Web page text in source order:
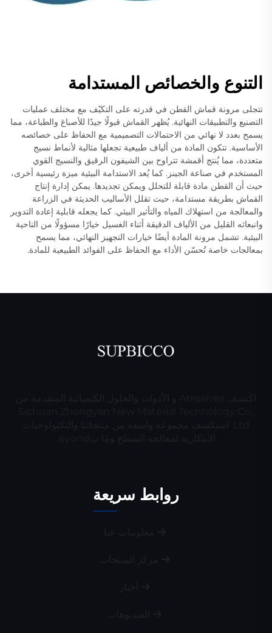
التنوع والخصائص المستدامة
تتجلى مرونة قماش القطن في قدرته على التكيّف مع مختلف عمليات
التصنيع والتطبيقات النهائية. يُظهر القماش قبولًا جيدًا للأصباغ والطباعة، مما
يسمح بعدد لا نهائي من الاحتمالات التصميمية مع الحفاظ على خصائصه
الأساسية. تتكون المادة من ألياف طبيعية تجعلها مثالية لأنماط نسيج
متعددة، مما يُنتج أقمشة تتراوح بين الشيفون الرقيق والنسيج القوي
المستخدم في صناعة الجينز. كما يُعد الاستدامة البيئية ميزة رئيسية أخرى،
حيث أن القطن مادة قابلة للتحلل ويمكن تجديدها. يمكن إدارة إنتاج
القماش بطريقة مستدامة، حيث تقلل الأساليب الحديثة في الزراعة
والمعالجة من استهلاك المياه والتأثير البيئي. كما يجعله قابلية إعادة التدوير
وانبعاثه القليل من الألياف الدقيقة أثناء الغسيل خيارًا مسؤولًا من الناحية
البيئية. تشمل مرونة المادة أيضًا خيارات التجهيز النهائي، مما يسمح
بمعالجات خاصة تُحسّن الأداء مع الحفاظ على الفوائد الطبيعية للمادة.
روابط سريعة